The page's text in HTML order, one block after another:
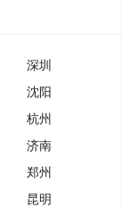
深圳
沈阳
杭州
济南
郑州
昆明